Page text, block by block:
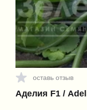
оставь отзыв
Аделия F1 /